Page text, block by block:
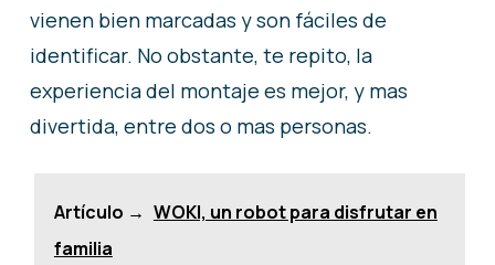
vienen bien marcadas y son fáciles de
identificar. No obstante, te repito, la
experiencia del montaje es mejor, y mas
divertida, entre dos o mas personas.
Artículo → WOKI, un robot para disfrutar en
familia